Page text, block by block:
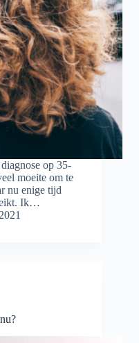
op 35-
moeite om te
nu enige tijd
Ik…